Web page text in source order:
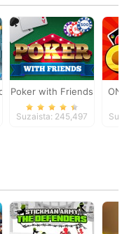
Poker with Friends
Suzaista: 245,497